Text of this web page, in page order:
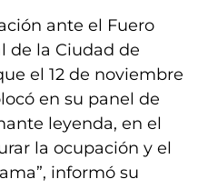
ante el Fuero
de la Ciudad de
el 12 de noviembre
en su panel de
leyenda, en el
la ocupación y el
informó su